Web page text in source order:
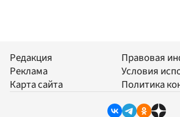
Редакция
Реклама
Карта сайта
Правовая
Условия
Политика